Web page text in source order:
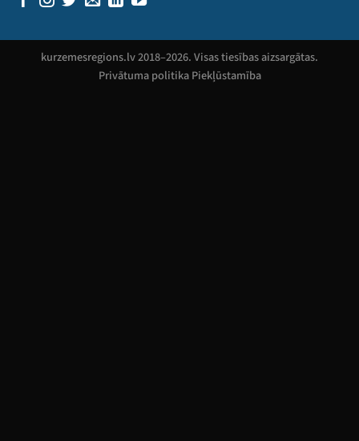
kurzemesregions.lv 2018–2026. Visas tiesības aizsargātas.
Privātuma politika Piekļūstamība